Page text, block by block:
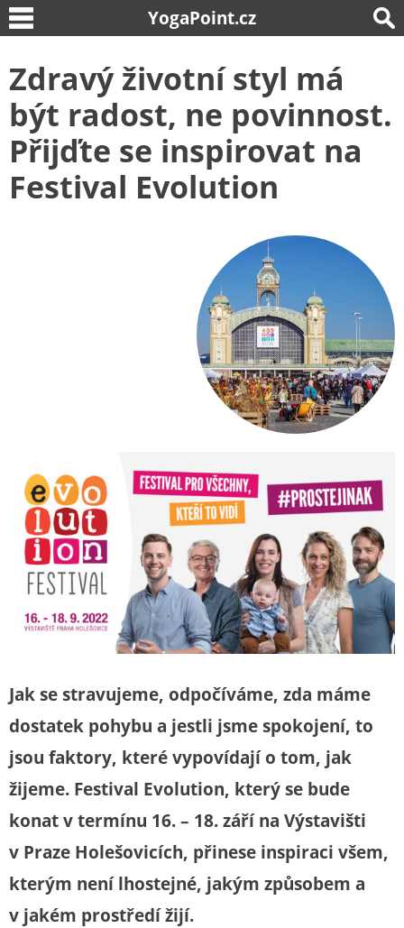
YogaPoint.cz
Zdravý životní styl má
být radost, ne povinnost.
Přijďte se inspirovat na
Festival Evolution
Jak se stravujeme, odpočíváme, zda máme
dostatek pohybu a jestli jsme spokojení, to
jsou faktory, které vypovídají o tom, jak
žijeme. Festival Evolution, který se bude
konat v termínu 16. – 18. září na Výstavišti
v Praze Holešovicích, přinese inspiraci všem,
kterým není lhostejné, jakým způsobem a
v jakém prostředí žijí.